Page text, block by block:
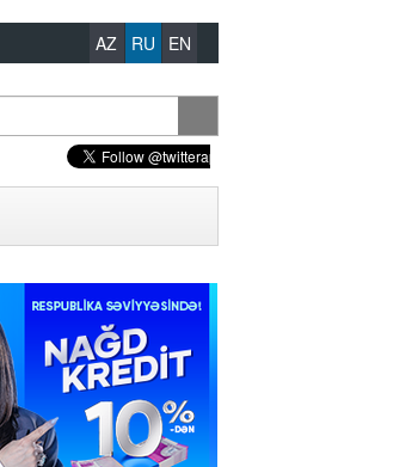
AZ RU EN